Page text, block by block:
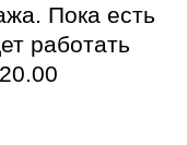
Пока есть
работать